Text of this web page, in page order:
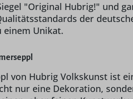
"Original Hubrig!" und
der
einem Unikat.
von Hubrig Volkskunst ist
nur eine Dekoration,